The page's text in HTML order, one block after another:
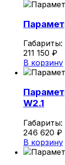
Габариты:
211 150 ₽
В корзину
W2.1
Габариты:
246 620 ₽
В корзину